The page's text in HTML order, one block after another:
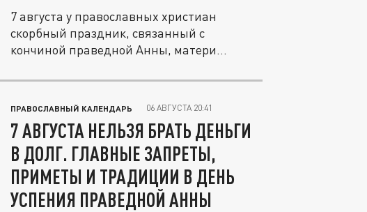
7 августа у православных христиан
скорбный праздник, связанный с
кончиной праведной Анны, матери
ПРАВОСЛАВНЫЙ КАЛЕНДАРЬ 06 АВГУСТА 20:41
7 АВГУСТА НЕЛЬЗЯ БРАТЬ ДЕНЬГИ
В ДОЛГ. ГЛАВНЫЕ ЗАПРЕТЫ,
ПРИМЕТЫ И ТРАДИЦИИ В ДЕНЬ
УСПЕНИЯ ПРАВЕДНОЙ АННЫ